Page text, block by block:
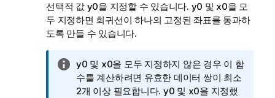
선택적 값 y0을 지정할 수 있습니다. y0 및 x0을 모
두 지정하면 회귀선이 하나의 고정된 좌표를 통과하
도록 만들 수 있습니다.
정
보
메
y0 및 x0을 모두 지정하지 않은 경우 이 함
수를 계산하려면 유효한 데이터 쌍이 최소
2개 이상 필요합니다. y0 및 x0을 지정했